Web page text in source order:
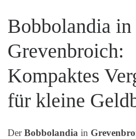
Bobbolandia in
Grevenbroich:
Kompaktes
für kleine
DerBobbolandia in